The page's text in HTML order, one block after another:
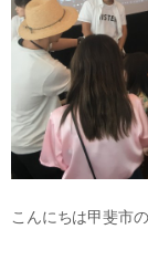
こんにちは甲斐市